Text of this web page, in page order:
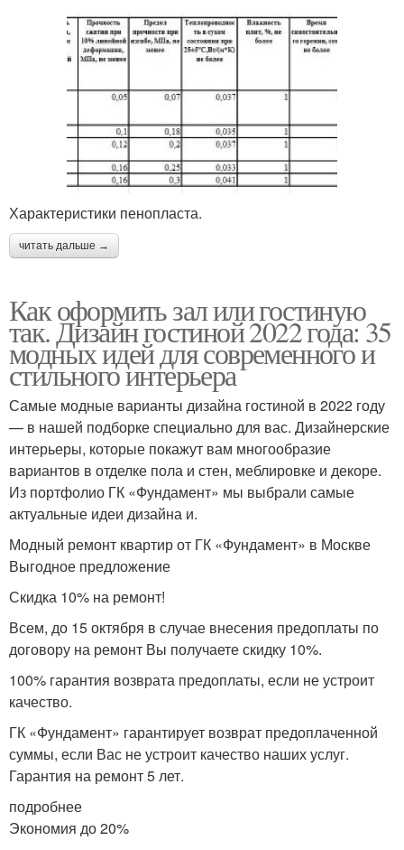
Характеристики пенопласта.
читать дальше →
Как оформить зал или гостиную
так. Дизайн гостиной 2022 года: 35
модных идей для современного и
стильного интерьера
Самые модные варианты дизайна гостиной в 2022 году
— в нашей подборке специально для вас. Дизайнерские
интерьеры, которые покажут вам многообразие
вариантов в отделке пола и стен, меблировке и декоре.
Из портфолио ГК «Фундамент» мы выбрали самые
актуальные идеи дизайна и.
Модный ремонт квартир от ГК «Фундамент» в Москве
Выгодное предложение
Скидка 10% на ремонт!
Всем, до 15 октября в случае внесения предоплаты по
договору на ремонт Вы получаете скидку 10%.
100% гарантия возврата предоплаты, если не устроит
качество.
ГК «Фундамент» гарантирует возврат предоплаченной
суммы, если Вас не устроит качество наших услуг.
Гарантия на ремонт 5 лет.
подробнее
Экономия до 20%